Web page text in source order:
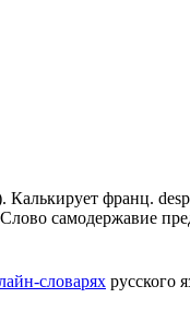
франц.
самодержавие
словарях русского